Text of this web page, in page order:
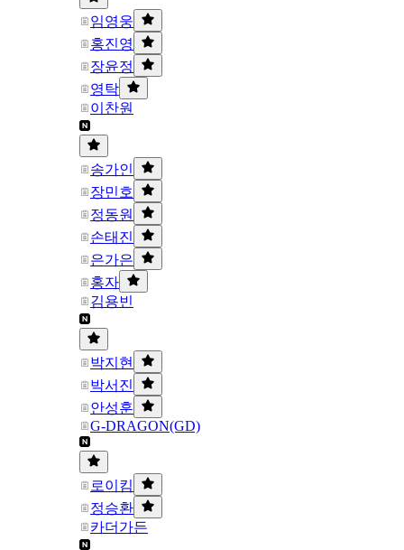
임영웅
홍진영
장윤정
영탁
이찬원
송가인
장민호
정동원
손태진
은가은
홍자
김용빈
박지현
박서진
안성훈
G-DRAGON(GD)
로이킴
정승환
카더가든